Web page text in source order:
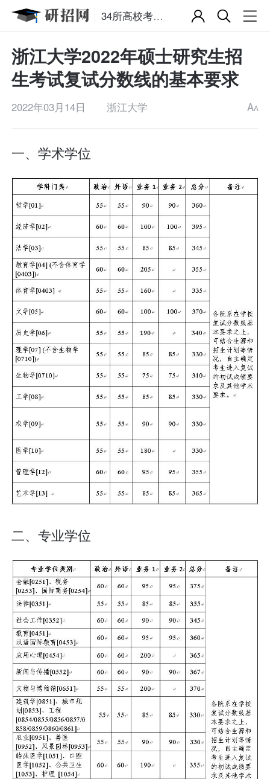
34所高校考研复试分数线
浙江大学2022年硕士研究生招
生考试复试分数线的基本要求
2022年03月14日 浙江大学 AA
一、学术学位
二、专业学位